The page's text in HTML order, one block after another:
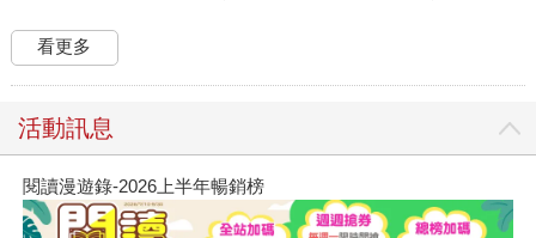
看更多
活動訊息
閱讀漫遊錄-2026上半年暢銷榜